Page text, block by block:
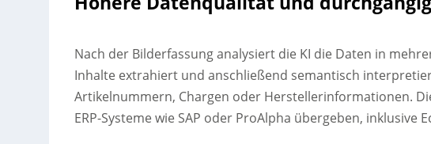
Nach der Bilderfassung analysiert die KI die Daten in
Inhalte extrahiert und anschließend semantisch
Artikelnummern, Chargen oder Herstellerinformationen.
ERP-Systeme wie SAP oder ProAlpha übergeben, inklusive